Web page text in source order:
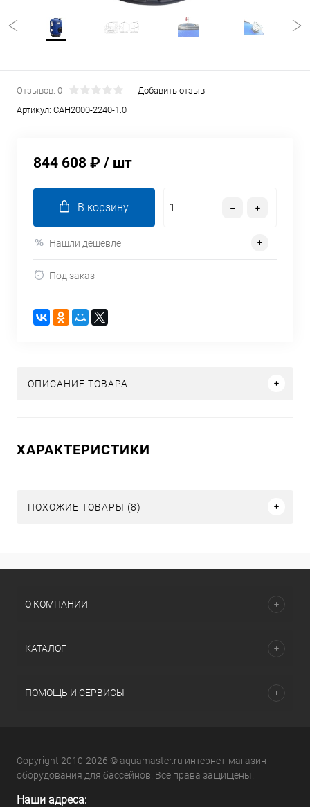
Отзывов: 0
Добавить отзыв
Артикул: CAH2000-2240-1.0
844 608 ₽ / шт
В корзину
Нашли дешевле
Под заказ
ОПИСАНИЕ ТОВАРА
ХАРАКТЕРИСТИКИ
ПОХОЖИЕ ТОВАРЫ (8)
О КОМПАНИИ
КАТАЛОГ
ПОМОЩЬ И СЕРВИСЫ
Copyright 2010-2026 © aquamaster.ru интернет-магазин
оборудования для бассейнов. Все права защищены.
Наши адреса: